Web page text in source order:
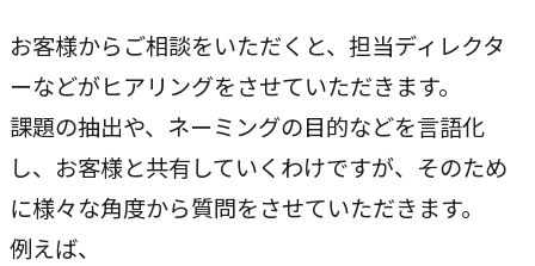
PRODUCT
自社プロダクト
独自開発のプロダクトで、お客様のビジネスをサポートし
ます。
お客様からご相談をいただくと、担当ディレクタ
ーなどがヒアリングをさせていただきます。
課題の抽出や、ネーミングの目的などを言語化
し、お客様と共有していくわけですが、そのため
に様々な角度から質問をさせていただきます。
例えば、